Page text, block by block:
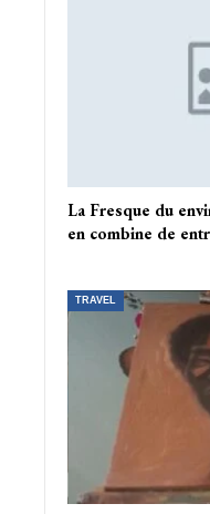
La Fresque du
en combine de
TRAVEL